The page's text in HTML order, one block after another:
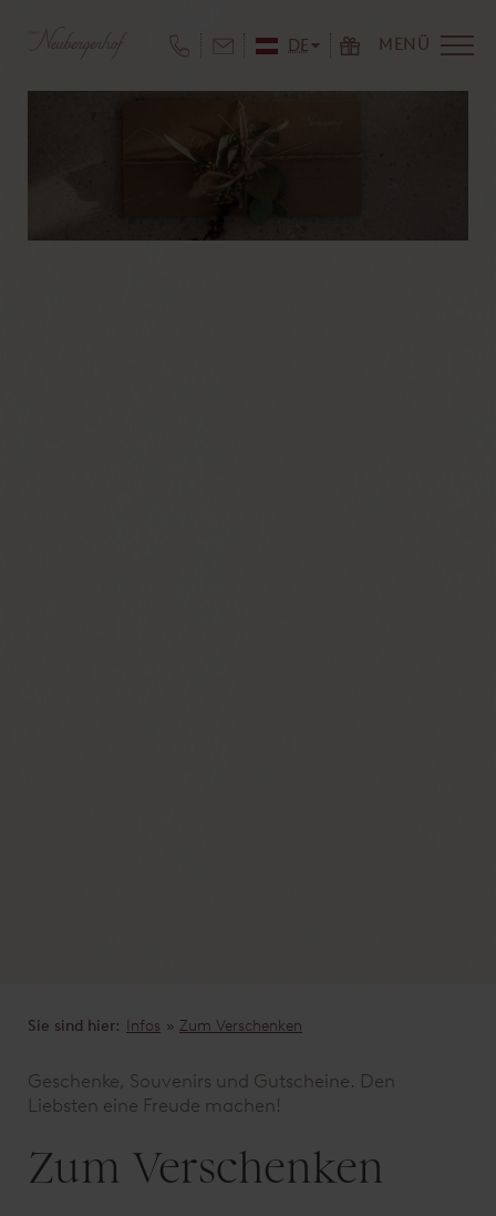
DE MENÜ
Sie sind hier: Infos » Zum Verschenken
Geschenke, Souvenirs und Gutscheine. Den
Liebsten eine Freude machen!
Zum Verschenken